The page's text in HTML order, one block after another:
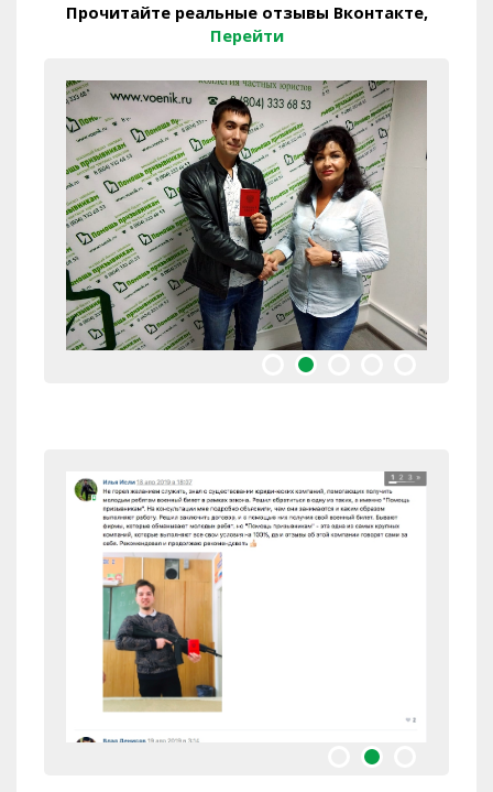
Прочитайте реальные отзывы Вконтакте,
Перейти